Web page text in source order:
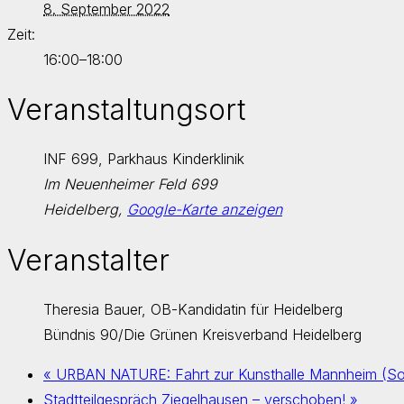
8. September 2022
Zeit:
16:00–18:00
Veranstaltungsort
INF 699, Parkhaus Kinderklinik
Im Neuenheimer Feld 699
Heidelberg, Google-Karte anzeigen
Veranstalter
Theresia Bauer, OB-Kandidatin für Heidelberg
Bündnis 90/Die Grünen Kreisverband Heidelberg
« URBAN NATURE: Fahrt zur Kunsthalle Mannheim
Stadtteilgespräch Ziegelhausen – verschoben! »